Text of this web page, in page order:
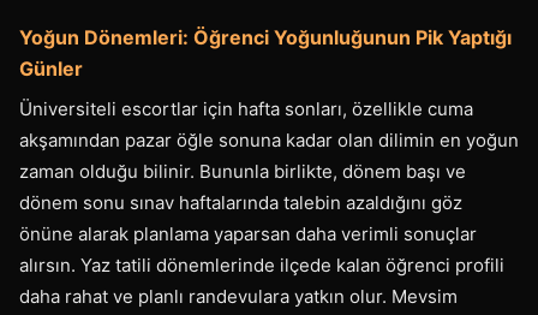
Yoğun Dönemleri: Öğrenci Yoğunluğunun Pik Yaptığı
Günler
Üniversiteli escortlar için hafta sonları, özellikle cuma
akşamından pazar öğle sonuna kadar olan dilimin en yoğun
zaman olduğu bilinir. Bununla birlikte, dönem başı ve
dönem sonu sınav haftalarında talebin azaldığını göz
önüne alarak planlama yaparsan daha verimli sonuçlar
alırsın. Yaz tatili dönemlerinde ilçede kalan öğrenci profili
daha rahat ve planlı randevulara yatkın olur. Mevsim